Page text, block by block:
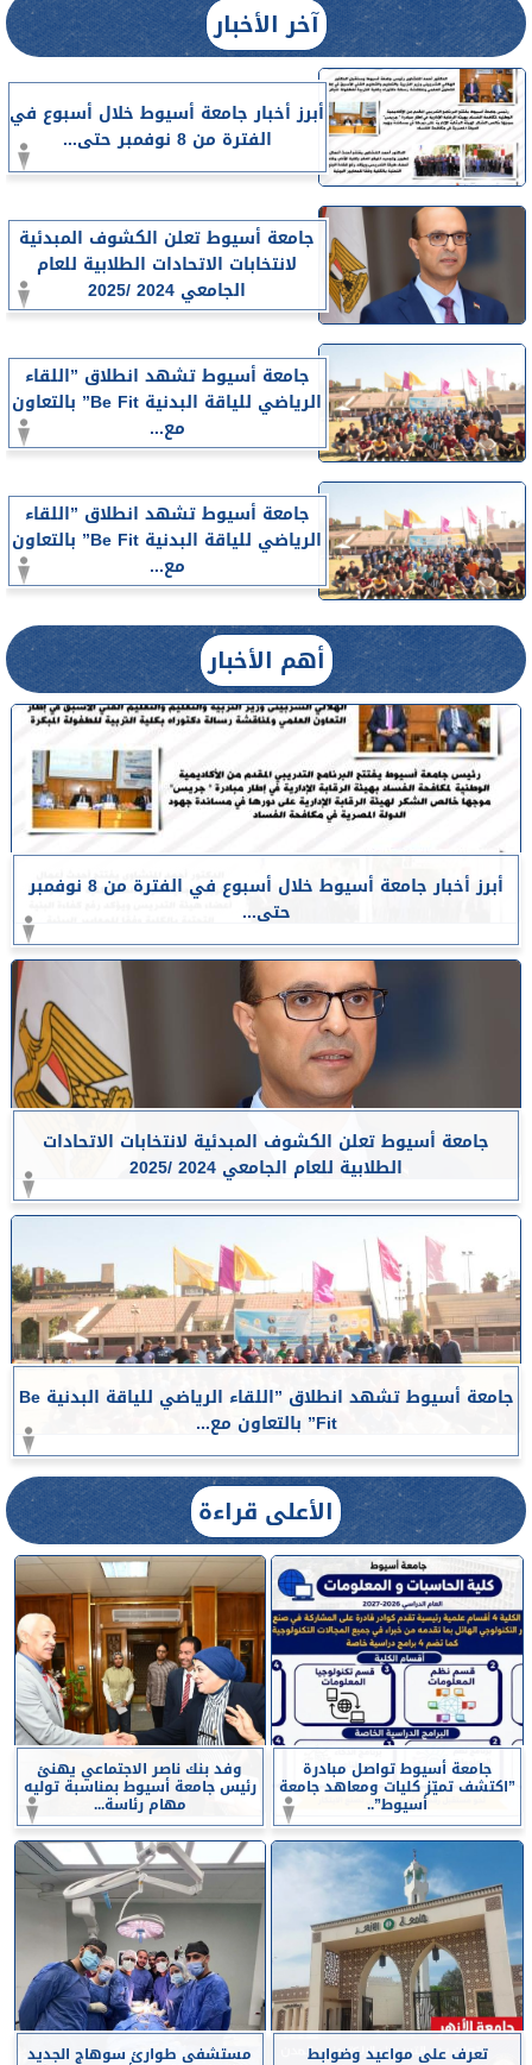
آخر الأخبار
أبرز أخبار جامعة أسيوط خلال أسبوع في
الفترة من 8 نوفمبر حتى...
جامعة أسيوط تعلن الكشوف المبدئية
لانتخابات الاتحادات الطلابية للعام
الجامعي 2024 /2025
جامعة أسيوط تشهد انطلاق ”اللقاء
الرياضي للياقة البدنية Be Fit” بالتعاون
مع...
جامعة أسيوط تشهد انطلاق ”اللقاء
الرياضي للياقة البدنية Be Fit” بالتعاون
مع...
أهم الأخبار
أبرز أخبار جامعة أسيوط خلال أسبوع في الفترة من 8 نوفمبر
حتى...
جامعة أسيوط تعلن الكشوف المبدئية لانتخابات الاتحادات
الطلابية للعام الجامعي 2024 /2025
جامعة أسيوط تشهد انطلاق ”اللقاء الرياضي للياقة البدنية Be
Fit” بالتعاون مع...
الأعلى قراءة
جامعة أسيوط تواصل مبادرة
”اكتشف تميّز كليات ومعاهد جامعة
أسيوط”..
وفد بنك ناصر الاجتماعي يهنئ
رئيس جامعة أسيوط بمناسبة توليه
مهام رئاسة...
تعرف على مواعيد وضوابط مستشفى طوارئ سوهاج الجديد